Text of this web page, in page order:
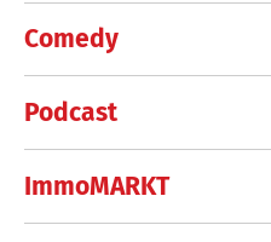
Comedy
Podcast
ImmoMARKT